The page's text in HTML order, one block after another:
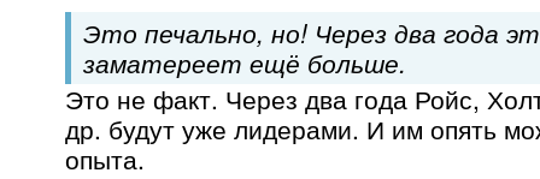
Это печально, но! Через два года
заматереет ещё больше.
Это не факт. Через два года Ройс,
др. будут уже лидерами. И им опять
опыта.